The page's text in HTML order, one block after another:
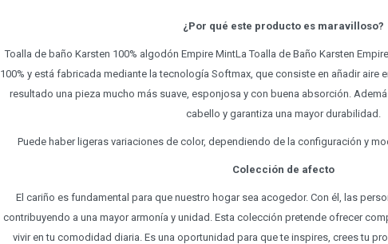
¿Por qué este producto es maravilloso?
Toalla de baño Karsten 100% algodón Empire MintLa Toalla de Baño Karsten
100% y está fabricada mediante la tecnología Softmax, que consiste en añadir aire
resultado una pieza mucho más suave, esponjosa y con buena absorción.
cabello y garantiza una mayor durabilidad.
Puede haber ligeras variaciones de color, dependiendo de la configuración y
Colección de afecto
El cariño es fundamental para que nuestro hogar sea acogedor. Con él, las
contribuyendo a una mayor armonía y unidad. Esta colección pretende ofrecer
vivir en tu comodidad diaria. Es una oportunidad para que te inspires, crees tu